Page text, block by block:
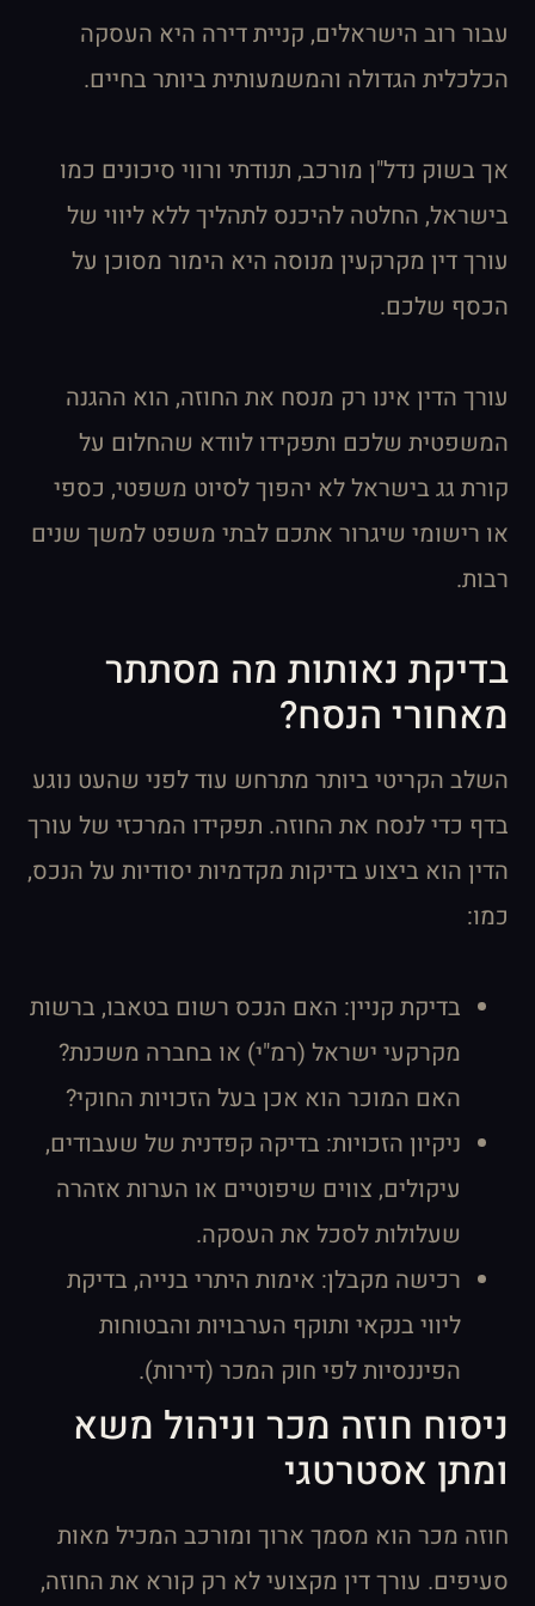
עבור רוב הישראלים, קניית דירה היא העסקה
הכלכלית הגדולה והמשמעותית ביותר בחיים.
אך בשוק נדל"ן מורכב, תנודתי ורווי סיכונים כמו
בישראל, החלטה להיכנס לתהליך ללא ליווי של
עורך דין מקרקעין מנוסה היא הימור מסוכן על
הכסף שלכם.
עורך הדין אינו רק מנסח את החוזה, הוא ההגנה
המשפטית שלכם ותפקידו לוודא שהחלום על
קורת גג בישראל לא יהפוך לסיוט משפטי, כספי
או רישומי שיגרור אתכם לבתי משפט למשך שנים
רבות.
בדיקת נאותות מה מסתתר
מאחורי הנסח?
השלב הקריטי ביותר מתרחש עוד לפני שהעט נוגע
בדף כדי לנסח את החוזה. תפקידו המרכזי של עורך
הדין הוא ביצוע בדיקות מקדמיות יסודיות על הנכס,
כמו:
בדיקת קניין: האם הנכס רשום בטאבו, ברשות
מקרקעי ישראל (רמ"י) או בחברה משכנת?
האם המוכר הוא אכן בעל הזכויות החוקי?
ניקיון הזכויות: בדיקה קפדנית של שעבודים,
עיקולים, צווים שיפוטיים או הערות אזהרה
שעלולות לסכל את העסקה.
רכישה מקבלן: אימות היתרי בנייה, בדיקת
ליווי בנקאי ותוקף הערבויות והבטוחות
הפיננסיות לפי חוק המכר (דירות).
ניסוח חוזה מכר וניהול משא
ומתן אסטרטגי
חוזה מכר הוא מסמך ארוך ומורכב המכיל מאות
סעיפים. עורך דין מקצועי לא רק קורא את החוזה,